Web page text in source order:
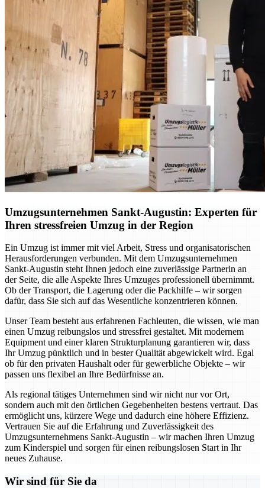
Umzugsunternehmen Sankt-Augustin: Experten für
Ihren stressfreien Umzug in der Region
Ein Umzug ist immer mit viel Arbeit, Stress und organisatorischen
Herausforderungen verbunden. Mit dem Umzugsunternehmen
Sankt-Augustin steht Ihnen jedoch eine zuverlässige Partnerin an
der Seite, die alle Aspekte Ihres Umzuges professionell übernimmt.
Ob der Transport, die Lagerung oder die Packhilfe – wir sorgen
dafür, dass Sie sich auf das Wesentliche konzentrieren können.
Unser Team besteht aus erfahrenen Fachleuten, die wissen, wie man
einen Umzug reibungslos und stressfrei gestaltet. Mit modernem
Equipment und einer klaren Strukturplanung garantieren wir, dass
Ihr Umzug pünktlich und in bester Qualität abgewickelt wird. Egal
ob für den privaten Haushalt oder für gewerbliche Objekte – wir
passen uns flexibel an Ihre Bedürfnisse an.
Als regional tätiges Unternehmen sind wir nicht nur vor Ort,
sondern auch mit den örtlichen Gegebenheiten bestens vertraut. Das
ermöglicht uns, kürzere Wege und dadurch eine höhere Effizienz.
Vertrauen Sie auf die Erfahrung und Zuverlässigkeit des
Umzugsunternehmens Sankt-Augustin – wir machen Ihren Umzug
zum Kinderspiel und sorgen für einen reibungslosen Start in Ihr
neues Zuhause.
Wir sind für Sie da